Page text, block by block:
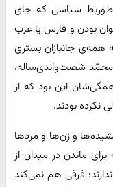
سیاسی که جای
بودن و فارس یا عرب
همه‌ی جانبازان بستری
محمّد شصت‌واندی‌ساله،
این بود که از
نکرده بودند.
و زن‌ها و مردها
ماندن در میدان از
فرقی هم نمی‌کند